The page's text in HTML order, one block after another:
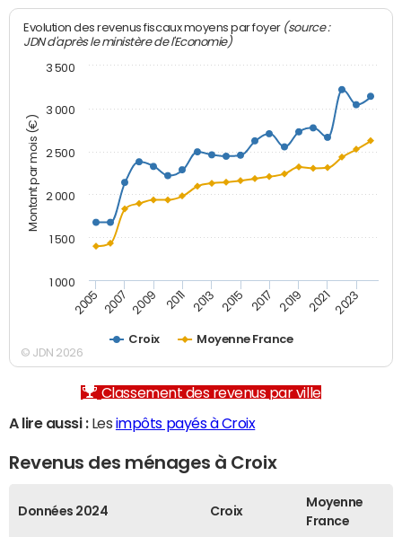
Montant par mois (€)
Evolution des revenus fiscaux moyens par foyer (source :
JDN d'après le ministère de l'Economie)
Croix Moyenne France
2005 2007 2009 2011 2013 2015 2017 2019 2021 2023
1 000
1 500
2 000
2 500
3 000
3 500
© JDN 2026
Classement des revenus par ville
A lire aussi :Les impôts payés à Croix
Revenus des ménages à Croix
Données 2024 Croix
Moyenne
France